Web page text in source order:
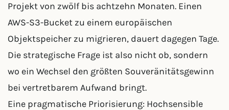
Projekt von zwölf bis achtzehn Monaten. Einen
AWS-S3-Bucket zu einem europäischen
Objektspeicher zu migrieren, dauert dagegen Tage.
Die strategische Frage ist also nicht ob, sondern
wo ein Wechsel den größten Souveränitätsgewinn
bei vertretbarem Aufwand bringt.
Eine pragmatische Priorisierung: Hochsensible